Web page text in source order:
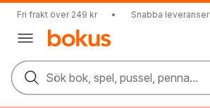
Fri frakt över 249 kr • Snabba leveranser
Sök bok, spel, pussel, penna...